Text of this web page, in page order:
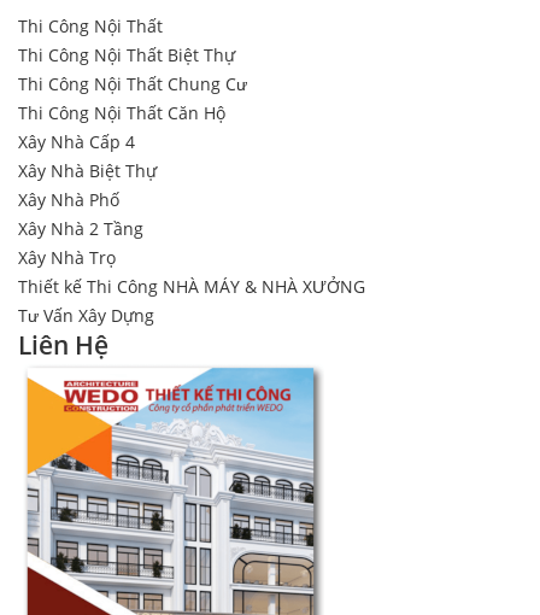
Thi Công Nội Thất
Thi Công Nội Thất Biệt Thự
Thi Công Nội Thất Chung Cư
Thi Công Nội Thất Căn Hộ
Xây Nhà Cấp 4
Xây Nhà Biệt Thự
Xây Nhà Phố
Xây Nhà 2 Tầng
Xây Nhà Trọ
Thiết kế Thi Công NHÀ MÁY & NHÀ XƯỞNG
Tư Vấn Xây Dựng
Liên Hệ